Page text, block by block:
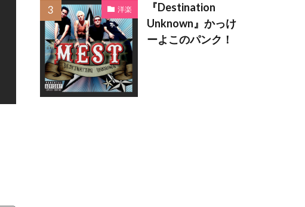
洋楽
『Destination
Unknown』かっけ
ーよこのパンク！